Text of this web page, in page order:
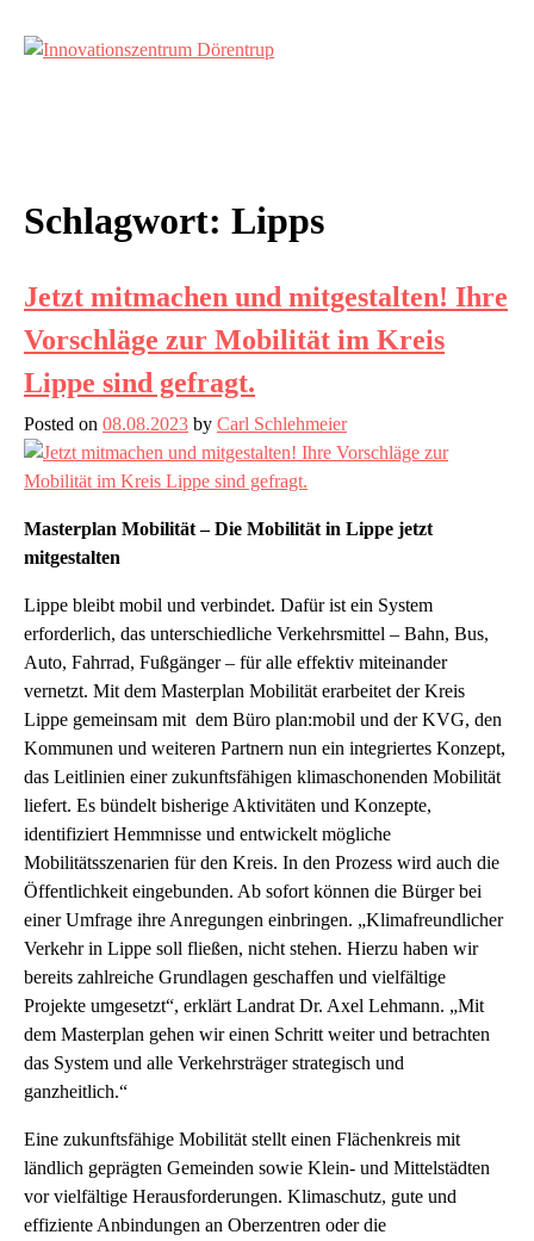
Schlagwort: Lipps
Jetzt mitmachen und mitgestalten! Ihre
Vorschläge zur Mobilität im Kreis
Lippe sind gefragt.
Posted on 08.08.2023 by Carl Schlehmeier
Masterplan Mobilität – Die Mobilität in Lippe jetzt
mitgestalten
Lippe bleibt mobil und verbindet. Dafür ist ein System
erforderlich, das unterschiedliche Verkehrsmittel – Bahn, Bus,
Auto, Fahrrad, Fußgänger – für alle effektiv miteinander
vernetzt. Mit dem Masterplan Mobilität erarbeitet der Kreis
Lippe gemeinsam mit dem Büro plan:mobil und der KVG, den
Kommunen und weiteren Partnern nun ein integriertes Konzept,
das Leitlinien einer zukunftsfähigen klimaschonenden Mobilität
liefert. Es bündelt bisherige Aktivitäten und Konzepte,
identifiziert Hemmnisse und entwickelt mögliche
Mobilitätsszenarien für den Kreis. In den Prozess wird auch die
Öffentlichkeit eingebunden. Ab sofort können die Bürger bei
einer Umfrage ihre Anregungen einbringen. „Klimafreundlicher
Verkehr in Lippe soll fließen, nicht stehen. Hierzu haben wir
bereits zahlreiche Grundlagen geschaffen und vielfältige
Projekte umgesetzt“, erklärt Landrat Dr. Axel Lehmann. „Mit
dem Masterplan gehen wir einen Schritt weiter und betrachten
das System und alle Verkehrsträger strategisch und
ganzheitlich.“
Eine zukunftsfähige Mobilität stellt einen Flächenkreis mit
ländlich geprägten Gemeinden sowie Klein- und Mittelstädten
vor vielfältige Herausforderungen. Klimaschutz, gute und
effiziente Anbindungen an Oberzentren oder die